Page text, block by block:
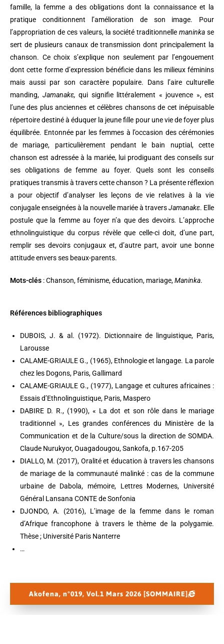
famille, la femme a des obligations dont la connaissance et la
pratique conditionnent l’amélioration de son image. Pour
l’appropriation de ces valeurs, la société traditionnellemaninka se
sert de plusieurs canaux de transmission dont principalement la
chanson. Ce choix s’explique non seulement par l’engouement
dont cette forme d’expression bénéficie dans les milieux féminins
mais aussi par son caractère populaire. Dans l’aire culturelle
manding, Jamanakԑ, qui signifie littéralement « jouvence », est
l’une des plus anciennes et célèbres chansons de cet inépuisable
répertoire destiné à éduquer la jeune fille pour une vie de foyer plus
équilibrée. Entonnée par les femmes à l’occasion des cérémonies
de mariage, particulièrement pendant le bain nuptial, cette
chanson est adressée à la mariée, lui prodiguant des conseils sur
ses obligations de femme au foyer. Quels sont les conseils
pratiques transmis à travers cette chanson ? La présente réflexion
a pour objectif d’analyser les leçons de vie relatives à la vie
conjugale enseignées à la nouvelle mariée à traversJamanakԑ. Elle
postule que la femme au foyer n’a que des devoirs. L’approche
ethnolinguistique du corpus révèle que celle-ci doit, d’une part,
remplir ses devoirs conjugaux et, d’autre part, avoir une bonne
attitude envers ses beaux-parents.
Mots-clés : Chanson, féminisme, éducation, mariage,Maninka.
Références bibliographiques
DUBOIS, J. & al. (1972). Dictionnaire de linguistique, Paris,
Larousse
CALAME-GRIAULE G., (1965), Ethnologie et langage. La parole
chez les Dogons, Paris, Gallimard
CALAME-GRIAULE G., (1977), Langage et cultures africaines :
Essais d’Ethnolinguistique, Paris, Maspero
DABIRE D. R., (1990), « La dot et son rôle dans le mariage
traditionnel », Les grandes conférences du Ministère de la
Communication et de la Culture/sous la direction de SOMDA.
Claude Nurukyor, Ouagadougou, Sankofa, p.167-205
DIALLO, M. (2017), Oralité et éducation à travers les chansons
de mariage de la communauté malinké : cas de la commune
urbaine de Dabola, mémoire, Lettres Modernes, Université
Général Lansana CONTE de Sonfonia
DJONDO, A. (2016), L’image de la femme dans le roman
d’Afrique francophone à travers le thème de la polygamie.
Thèse ; Université Paris Nanterre
…
Akofena, n°019, Vol.1 Mars 2026 [SOMMAIRE]